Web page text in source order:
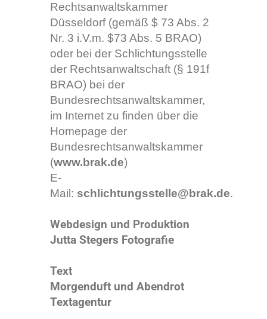
Rechtsanwaltskammer
Düsseldorf (gemäß $ 73 Abs. 2
Nr. 3 i.V.m. $73 Abs. 5 BRAO)
oder bei der Schlichtungsstelle
der Rechtsanwaltschaft (§ 191f
BRAO) bei der
Bundesrechtsanwaltskammer,
im Internet zu finden über die
Homepage der
Bundesrechtsanwaltskammer
(www.brak.de)
E-
Mail: schlichtungsstelle@brak.de.
Webdesign und Produktion
Jutta Stegers Fotografie
Text
Morgenduft und Abendrot
Textagentur